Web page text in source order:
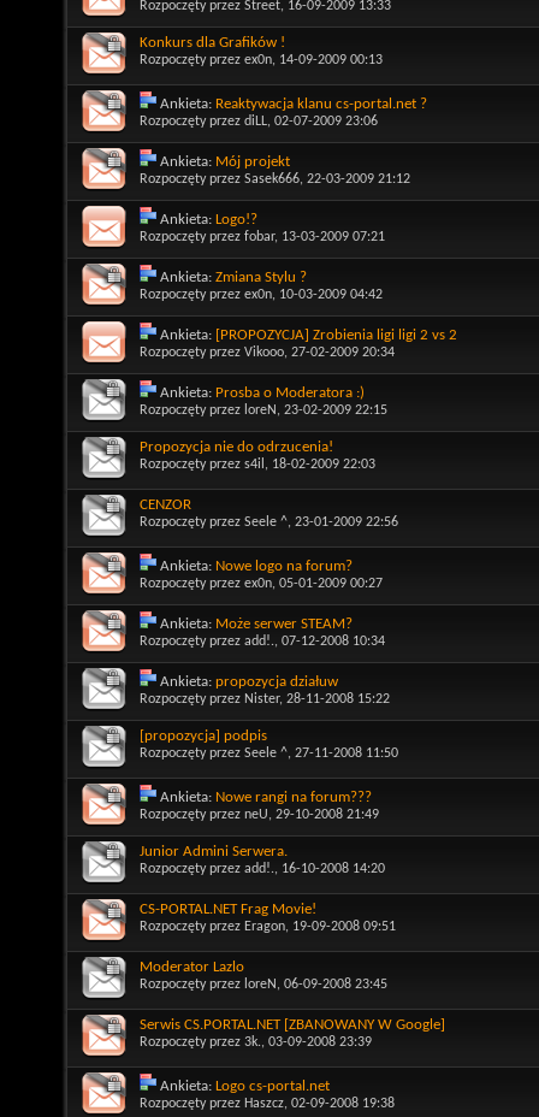
Rozpoczęty przez Street, 16-09-2009 13:33
Konkurs dla Grafików !
Rozpoczęty przez ex0n, 14-09-2009 00:13
Ankieta: Reaktywacja klanu cs-portal.net ?
Rozpoczęty przez diLL, 02-07-2009 23:06
Ankieta: Mój projekt
Rozpoczęty przez Sasek666, 22-03-2009 21:12
Ankieta: Logo!?
Rozpoczęty przez fobar, 13-03-2009 07:21
Ankieta: Zmiana Stylu ?
Rozpoczęty przez ex0n, 10-03-2009 04:42
Ankieta: [PROPOZYCJA] Zrobienia ligi ligi 2 vs 2
Rozpoczęty przez Vikooo, 27-02-2009 20:34
Ankieta: Prosba o Moderatora :)
Rozpoczęty przez loreN , 23-02-2009 22:15
Propozycja nie do odrzucenia!
Rozpoczęty przez s4il , 18-02-2009 22:03
CENZOR
Rozpoczęty przez Seele ^, 23-01-2009 22:56
Ankieta: Nowe logo na forum?
Rozpoczęty przez ex0n, 05-01-2009 00:27
Ankieta: Może serwer STEAM?
Rozpoczęty przez add!., 07-12-2008 10:34
Ankieta: propozycja działuw
Rozpoczęty przez Nister, 28-11-2008 15:22
[propozycja] podpis
Rozpoczęty przez Seele ^, 27-11-2008 11:50
Ankieta: Nowe rangi na forum???
Rozpoczęty przez neU, 29-10-2008 21:49
Junior Admini Serwera.
Rozpoczęty przez add!., 16-10-2008 14:20
CS-PORTAL.NET Frag Movie!
Rozpoczęty przez Eragon, 19-09-2008 09:51
Moderator Lazlo
Rozpoczęty przez loreN , 06-09-2008 23:45
Serwis CS.PORTAL.NET [ZBANOWANY W Google]
Rozpoczęty przez 3k., 03-09-2008 23:39
Ankieta: Logo cs-portal.net
Rozpoczęty przez Haszcz, 02-09-2008 19:38